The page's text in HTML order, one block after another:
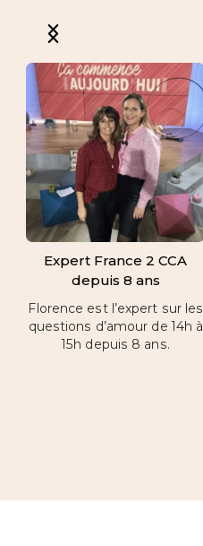
Expert France 2 CCA
depuis 8 ans
Florence est l’expert sur les
questions d’amour de 14h à
15h depuis 8 ans.